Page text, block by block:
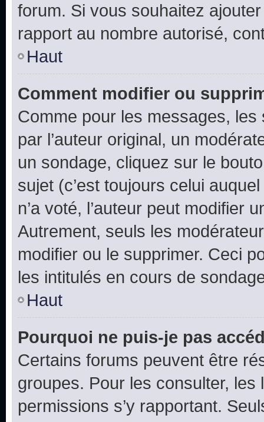
forum. Si vous souhaitez
rapport au nombre autorisé,
Haut
Comment modifier ou
Comme pour les messages,
par l’auteur original, un
un sondage, cliquez sur le
sujet (c’est toujours celui
n’a voté, l’auteur peut modifier
Autrement, seuls les
modifier ou le supprimer. Ceci
les intitulés en cours de
Haut
Pourquoi ne puis-je pas
Certains forums peuvent être
groupes. Pour les consulter,
permissions s’y rapportant.